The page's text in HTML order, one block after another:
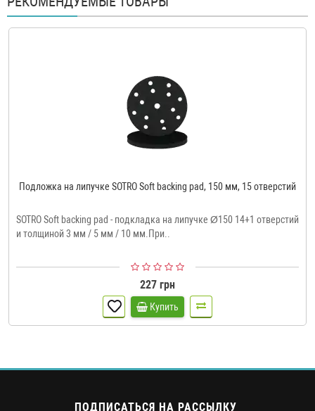
Подложка на липучке SOTRO Soft backing pad, 150 мм, 15 отверстий
SOTRO Soft backing pad - подкладка на липучке Ø150 14+1 отверстий
и толщиной 3 мм / 5 мм / 10 мм.При..
227 грн
Купить
ПОДПИСАТЬСЯ НА РАССЫЛКУ